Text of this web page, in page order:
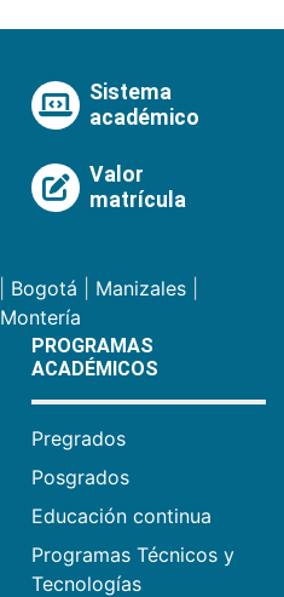
Sistema
académico
Valor
matrícula
Bogotá Manizales
Montería
PROGRAMAS
ACADÉMICOS
Pregrados
Posgrados
Educación continua
Programas Técnicos y
Tecnologías